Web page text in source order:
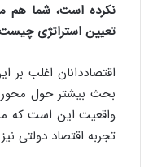
نکرده است، شما هم
تعیین استراتژی
اقتصاددانان اغلب
بحث بیشتر حول محور
واقعیت این است که
تجربه اقتصاد دولتی